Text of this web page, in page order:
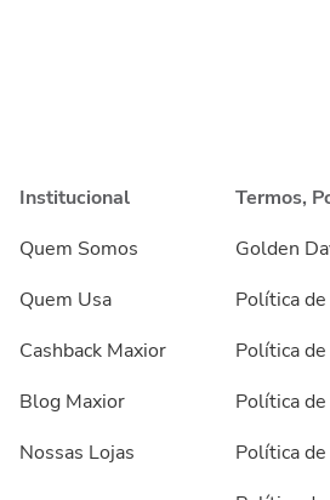
Institucional
Quem Somos
Quem Usa
Cashback Maxior
Blog Maxior
Nossas Lojas
Termos,
Golden
Política
Política
Política
Política